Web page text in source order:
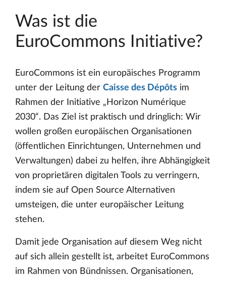
Was ist die
EuroCommons Initiative?
EuroCommons ist ein europäisches Programm
unter der Leitung der Caisse des Dépôts im
Rahmen der Initiative „Horizon Numérique
2030“. Das Ziel ist praktisch und dringlich: Wir
wollen großen europäischen Organisationen
(öffentlichen Einrichtungen, Unternehmen und
Verwaltungen) dabei zu helfen, ihre Abhängigkeit
von proprietären digitalen Tools zu verringern,
indem sie auf Open Source Alternativen
umsteigen, die unter europäischer Leitung
stehen.
Damit jede Organisation auf diesem Weg nicht
auf sich allein gestellt ist, arbeitet EuroCommons
im Rahmen von Bündnissen. Organisationen,